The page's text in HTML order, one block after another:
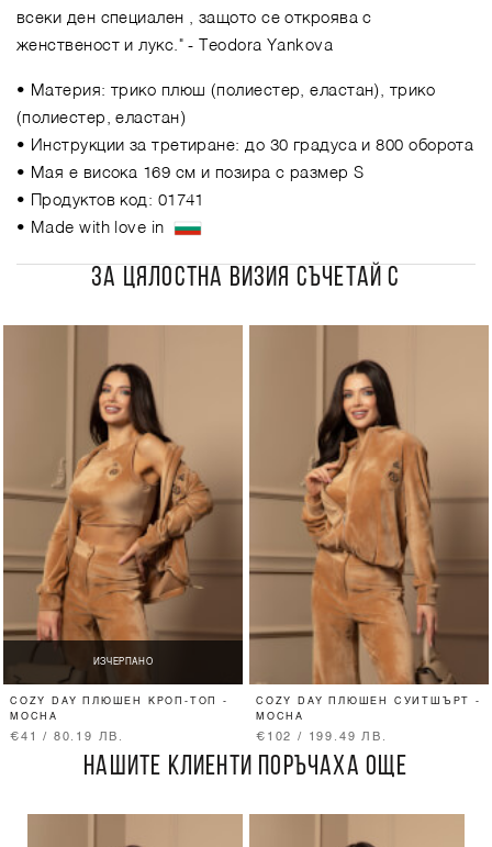
всеки ден специален , защото се откроява с
женственост и лукс." - Teodora Yankova
• Материя: трико плюш (полиестер, еластан), трико
(полиестер, еластан)
• Инструкции за третиране: до 30 градуса и 800 оборота
• Мая е висока 169 см и позира с размер S
• Продуктов код: 01741
• Made with love in
ЗА ЦЯЛОСТНА ВИЗИЯ СЪЧЕТАЙ С
ИЗЧЕРПАНО
COZY DAY ПЛЮШЕН КРОП-ТОП -
MOCHA
€41 / 80.19 ЛВ.
COZY DAY ПЛЮШЕН СУИТШЪРТ -
MOCHA
€102 / 199.49 ЛВ.
НАШИТЕ КЛИЕНТИ ПОРЪЧАХА ОЩЕ